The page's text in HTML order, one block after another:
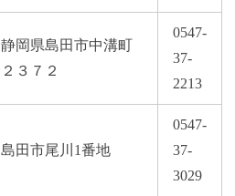
静岡県島田市中溝町
２３７２
0547-
37-
2213
島田市尾川1番地
0547-
37-
3029